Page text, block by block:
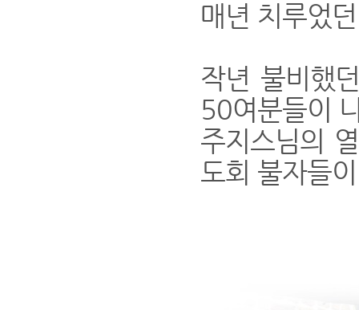
매년 치루었
작년 불비했
50여분들이
주지스님의
도회 불자들